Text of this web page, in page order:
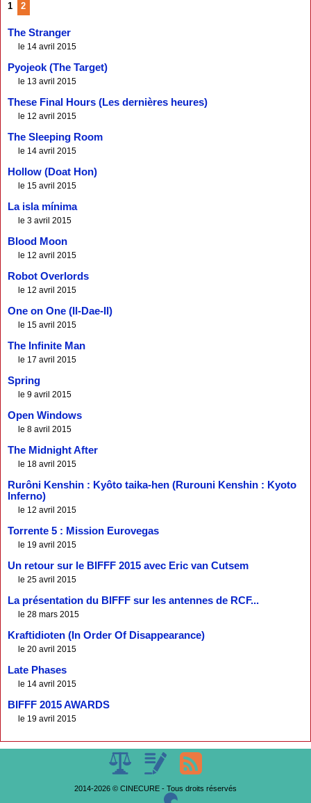
1 2
The Stranger
le 14 avril 2015
Pyojeok (The Target)
le 13 avril 2015
These Final Hours (Les dernières heures)
le 12 avril 2015
The Sleeping Room
le 14 avril 2015
Hollow (Doat Hon)
le 15 avril 2015
La isla mínima
le 3 avril 2015
Blood Moon
le 12 avril 2015
Robot Overlords
le 12 avril 2015
One on One (Il-Dae-Il)
le 15 avril 2015
The Infinite Man
le 17 avril 2015
Spring
le 9 avril 2015
Open Windows
le 8 avril 2015
The Midnight After
le 18 avril 2015
Rurôni Kenshin : Kyôto taika-hen (Rurouni Kenshin : Kyoto
Inferno)
le 12 avril 2015
Torrente 5 : Mission Eurovegas
le 19 avril 2015
Un retour sur le BIFFF 2015 avec Eric van Cutsem
le 25 avril 2015
La présentation du BIFFF sur les antennes de RCF...
le 28 mars 2015
Kraftidioten (In Order Of Disappearance)
le 20 avril 2015
Late Phases
le 14 avril 2015
BIFFF 2015 AWARDS
le 19 avril 2015
2014-2026 © CINECURE - Tous droits réservés